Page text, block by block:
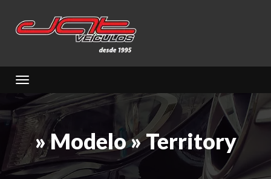
Toggle navigation
» Modelo » Territory